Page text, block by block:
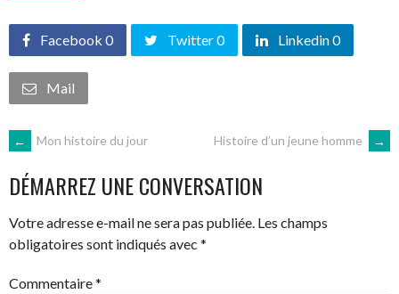
Facebook 0 Twitter 0 Linkedin 0
Mail
NAVIGATION
DES
ARTICLES
← Mon histoire du jour Histoire d’un jeune homme →
DÉMARREZ UNE CONVERSATION
Votre adresse e-mail ne sera pas publiée. Les champs
obligatoires sont indiqués avec *
Commentaire*